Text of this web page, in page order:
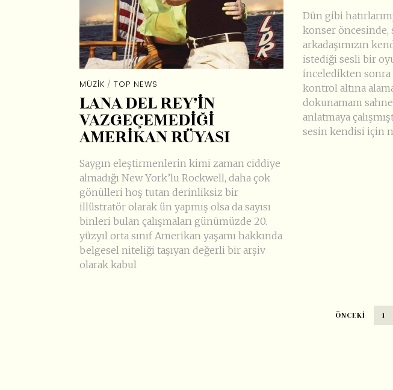
MÜZIK / TOP NEWS
LANA DEL REY’İN
VAZGEÇEMEDİĞİ
AMERİKAN RÜYASI
Saygın eleştirmenlerin kimi zaman ciddiye
almadığı New York’lu Rockwell, daha çok
gönülleri hoş tutan derinliksiz bir
illüstratör olarak ün yapmış olsa da sayısı
binleri bulan çalışmaları günümüzde 20.
yüzyıl orta sınıf Amerikan yaşamı hakkında
belgesel niteliği taşıyan değerli bir arşiv
olarak kabul
Dün gibi
konser öncesinde,
arkadaşımızın
istediği sesli bir
inceledikten sonra
kontrol altına
dokunamam
anlatmaya
sesin kendisi için
ÖNCEKI 1